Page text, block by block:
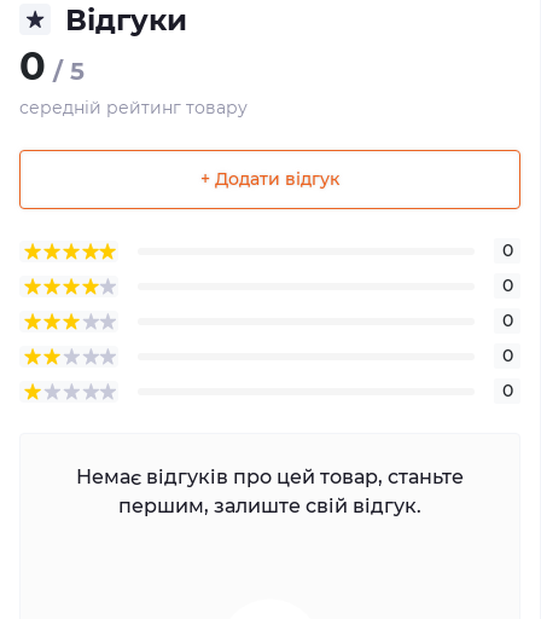
Відгуки
0 / 5
середній рейтинг товару
+ Додати відгук
0
0
0
0
0
Немає відгуків про цей товар, станьте
першим, залиште свій відгук.